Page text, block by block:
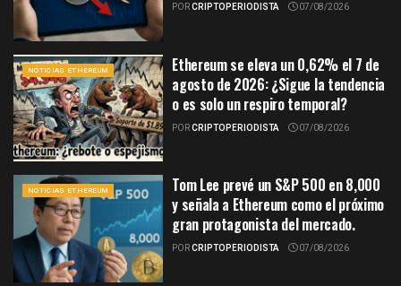
PORCRIPTOPERIODISTA 07/08/2026
NOTICIAS ETHEREUM
Ethereum se eleva un 0,62% el 7 de
agosto de 2026: ¿Sigue la tendencia
o es solo un respiro temporal?
PORCRIPTOPERIODISTA 07/08/2026
NOTICIAS ETHEREUM
Tom Lee prevé un S&P 500 en 8,000
y señala a Ethereum como el próximo
gran protagonista del mercado.
PORCRIPTOPERIODISTA 07/08/2026